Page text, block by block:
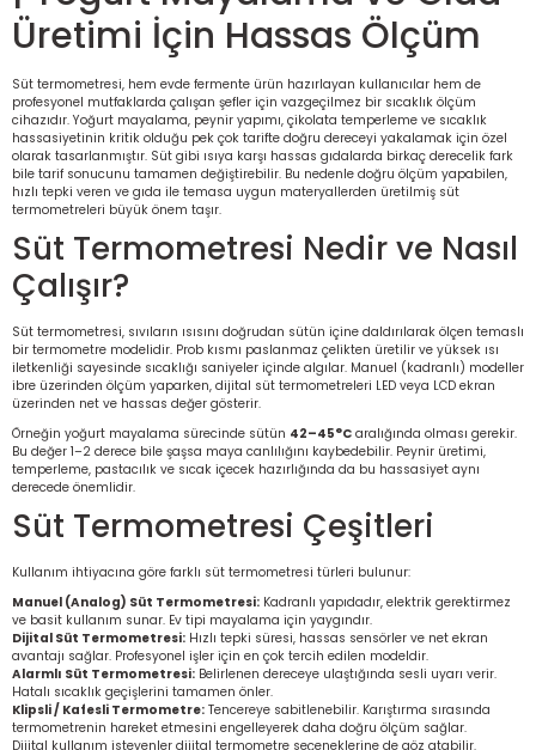
Üretimi İçin Hassas Ölçüm
Süt termometresi, hem evde fermente ürün hazırlayan kullanıcılar hem de
profesyonel mutfaklarda çalışan şefler için vazgeçilmez bir sıcaklık ölçüm
cihazıdır. Yoğurt mayalama, peynir yapımı, çikolata temperleme ve sıcaklık
hassasiyetinin kritik olduğu pek çok tarifte doğru dereceyi yakalamak için özel
olarak tasarlanmıştır. Süt gibi ısıya karşı hassas gıdalarda birkaç derecelik fark
bile tarif sonucunu tamamen değiştirebilir. Bu nedenle doğru ölçüm yapabilen,
hızlı tepki veren ve gıda ile temasa uygun materyallerden üretilmiş süt
termometreleri büyük önem taşır.
Süt Termometresi Nedir ve Nasıl
Çalışır?
Süt termometresi, sıvıların ısısını doğrudan sütün içine daldırılarak ölçen temaslı
bir termometre modelidir. Prob kısmı paslanmaz çelikten üretilir ve yüksek ısı
iletkenliği sayesinde sıcaklığı saniyeler içinde algılar. Manuel (kadranlı) modeller
ibre üzerinden ölçüm yaparken, dijital süt termometreleri LED veya LCD ekran
üzerinden net ve hassas değer gösterir.
Örneğin yoğurt mayalama sürecinde sütün 42–45°C aralığında olması gerekir.
Bu değer 1–2 derece bile şaşsa maya canlılığını kaybedebilir. Peynir üretimi,
temperleme, pastacılık ve sıcak içecek hazırlığında da bu hassasiyet aynı
derecede önemlidir.
Süt Termometresi Çeşitleri
Kullanım ihtiyacına göre farklı süt termometresi türleri bulunur:
Manuel (Analog) Süt Termometresi: Kadranlı yapıdadır, elektrik gerektirmez
ve basit kullanım sunar. Ev tipi mayalama için yaygındır.
Dijital Süt Termometresi: Hızlı tepki süresi, hassas sensörler ve net ekran
avantajı sağlar. Profesyonel işler için en çok tercih edilen modeldir.
Alarmlı Süt Termometresi: Belirlenen dereceye ulaştığında sesli uyarı verir.
Hatalı sıcaklık geçişlerini tamamen önler.
Klipsli / Kafesli Termometre: Tencereye sabitlenebilir. Karıştırma sırasında
termometrenin hareket etmesini engelleyerek daha doğru ölçüm sağlar.
Dijital kullanım isteyenler dijital termometre seçeneklerine de göz atabilir.